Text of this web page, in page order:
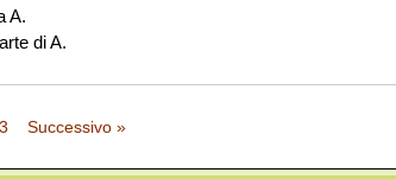
A.
di A.
3 Successivo »